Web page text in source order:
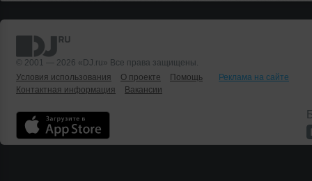
© 2001 — 2026 «DJ.ru» Все права защищены.
Условия использования
О проекте Помощь
Реклама на сайте
Контактная информация
Вакансии